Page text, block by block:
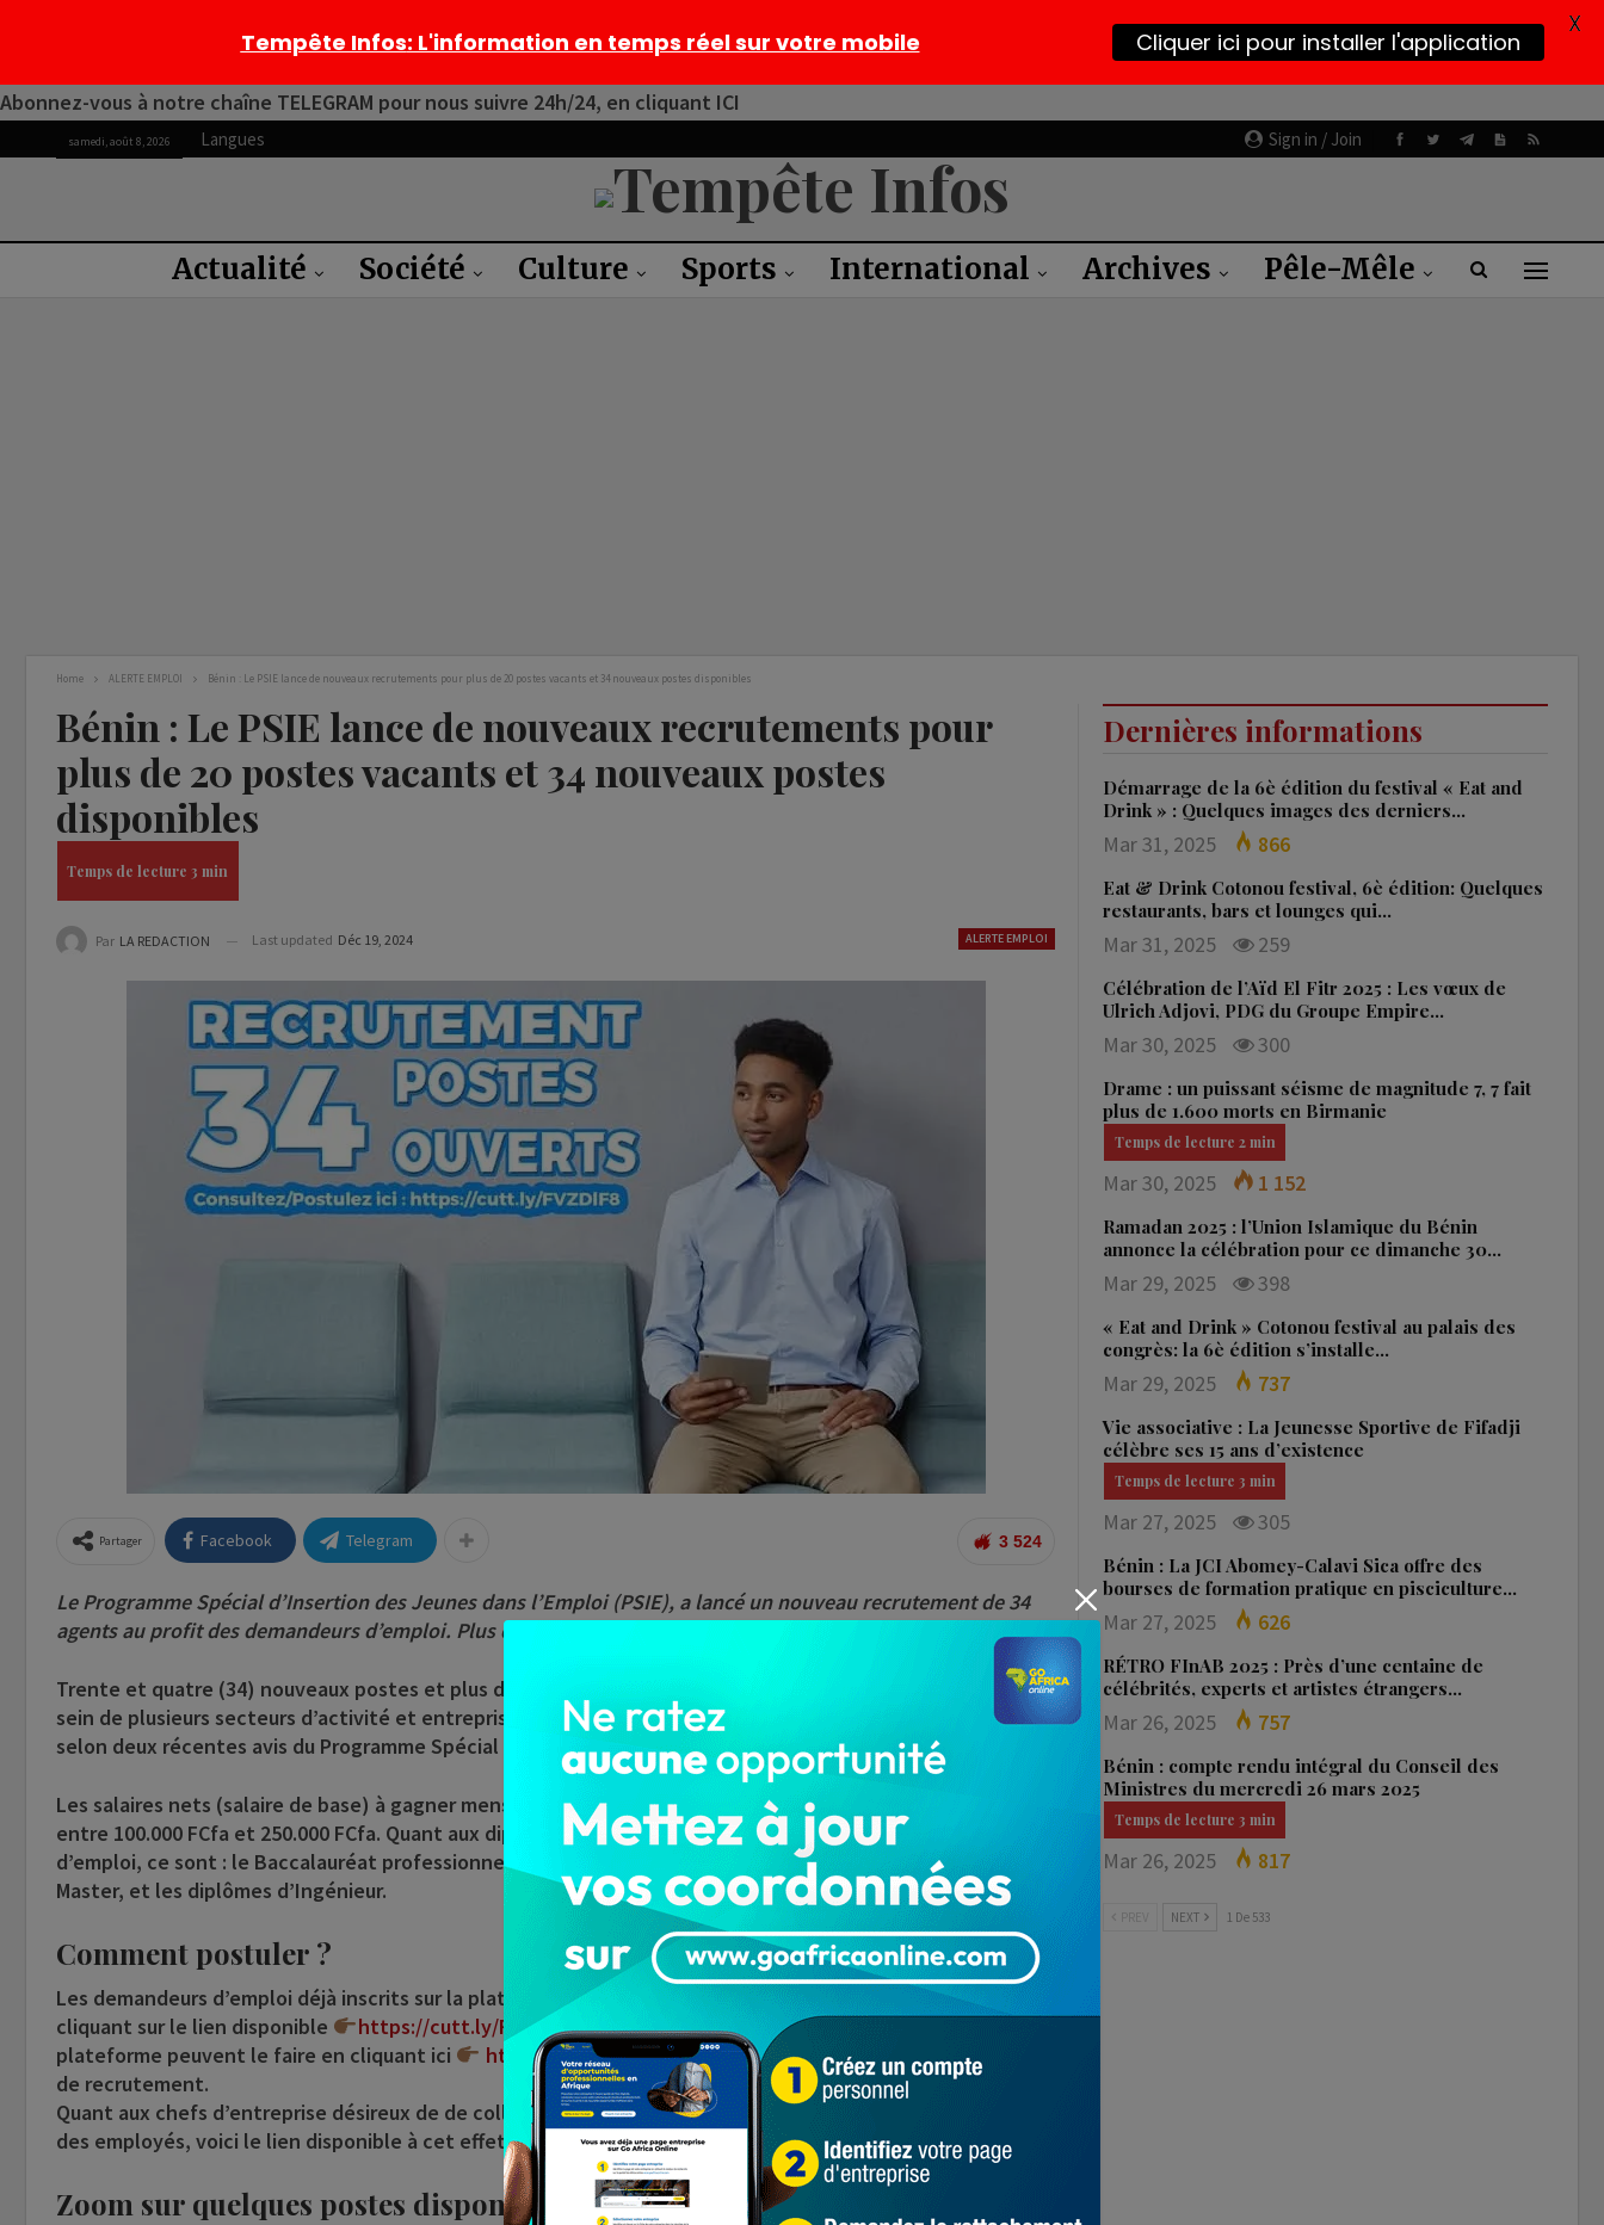
Abonnez-vous à notre chaîne TELEGRAM pour nous suivre 24h/24, en cliquant ICI
Sign in / Join
samedi, août 8, 2026 Langues
Actualité Société Culture Sports International Archives Pêle-Mêle
Home ALERTE EMPLOI Bénin : Le PSIE lance de nouveaux recrutements pour plus de 20 postes vacants et 34 nouveaux postes disponibles
Bénin : Le PSIE lance de nouveaux recrutements pour
plus de 20 postes vacants et 34 nouveaux postes
disponibles
ALERTE EMPLOI
Par LA REDACTION Last updated Déc 19, 2024
3 524
Partager Facebook Telegram
Le Programme Spécial d’Insertion des Jeunes dans l’Emploi (PSIE), a lancé un nouveau recrutement de 34
agents au profit des demandeurs d’emploi. Plus de 20 autres postes vacants sont également ouverts.
Trente et quatre (34) nouveaux postes et plus de vingt (20) postes vacants sont désormais disponibles, au
sein de plusieurs secteurs d’activité et entreprises situées à Cotonou et d’autres villes environnantes,
selon deux récentes avis du Programme Spécial d’Insertion des Jeunes dans l’Emploi (PSIE).
Les salaires nets (salaire de base) à gagner mensuellement par les 34 nouveaux agents à recruter varient
entre 100.000 FCfa et 250.000 FCfa. Quant aux diplômes requis pour postuler à cette nouvelle offre
d’emploi, ce sont : le Baccalauréat professionnel, la Licence professionnelle, le DEAT, le DUT, le BTS, le
Master, et les diplômes d’Ingénieur.
Comment postuler ?
Les demandeurs d’emploi déjà inscrits sur la plateforme du PSIE peuvent postuler au présent avis, en
cliquant sur le lien disponible
https://cutt.ly/FVZDlF8. Les personnes n’étant pas encore inscrites sur la
plateforme peuvent le faire en cliquant ici
https://cutt.ly/0VZDT77, avant de postuler au présent avis
de recrutement.
Quant aux chefs d’entreprise désireux de de collaborer avec le PSIE Bénin dans le cadre de recrutement
des employés, voici le lien disponible à cet effet :
https://cutt.ly/pBfNnFm
Zoom sur quelques postes disponibles
Dernières informations
Démarrage de la 6è édition du festival « Eat and
Drink » : Quelques images des derniers…
Mar 31, 2025 866
Eat & Drink Cotonou festival, 6è édition: Quelques
restaurants, bars et lounges qui…
Mar 31, 2025 259
Célébration de l’Aïd El Fitr 2025 : Les vœux de
Ulrich Adjovi, PDG du Groupe Empire…
Mar 30, 2025 300
Drame : un puissant séisme de magnitude 7, 7 fait
plus de 1.600 morts en Birmanie
Mar 30, 2025 1 152
Ramadan 2025 : l’Union Islamique du Bénin
annonce la célébration pour ce dimanche 30…
Mar 29, 2025 398
« Eat and Drink » Cotonou festival au palais des
congrès: la 6è édition s’installe…
Mar 29, 2025 737
Vie associative : La Jeunesse Sportive de Fifadji
célèbre ses 15 ans d’existence
Mar 27, 2025 305
Bénin : La JCI Abomey-Calavi Sica offre des
bourses de formation pratique en pisciculture…
Mar 27, 2025 626
RÉTRO FInAB 2025 : Près d’une centaine de
célébrités, experts et artistes étrangers…
Mar 26, 2025 757
Bénin : compte rendu intégral du Conseil des
Ministres du mercredi 26 mars 2025
Mar 26, 2025 817
NEXT 1 De 533
Tempête Infos: L'information en temps réel sur votre mobile Cliquer ici pour installer l'application X